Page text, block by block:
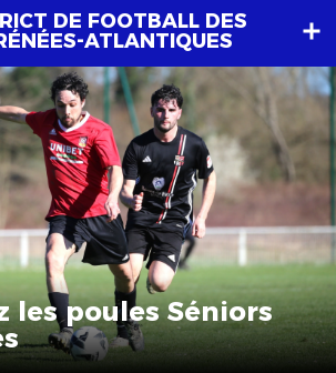
DE FOOTBALL DES
ATLANTIQUES
les poules Séniors